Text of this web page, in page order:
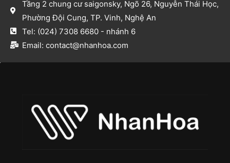
Tầng 2 chung cư saigonsky, Ngõ 26, Nguyễn Thái Học,
Phường Đội Cung, TP. Vinh, Nghệ An​
Tel: (024) 7308 6680 - nhánh 6​
Email: contact@nhanhoa.com​